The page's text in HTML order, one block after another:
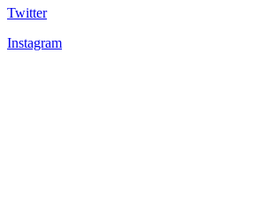
Twitter
Instagram